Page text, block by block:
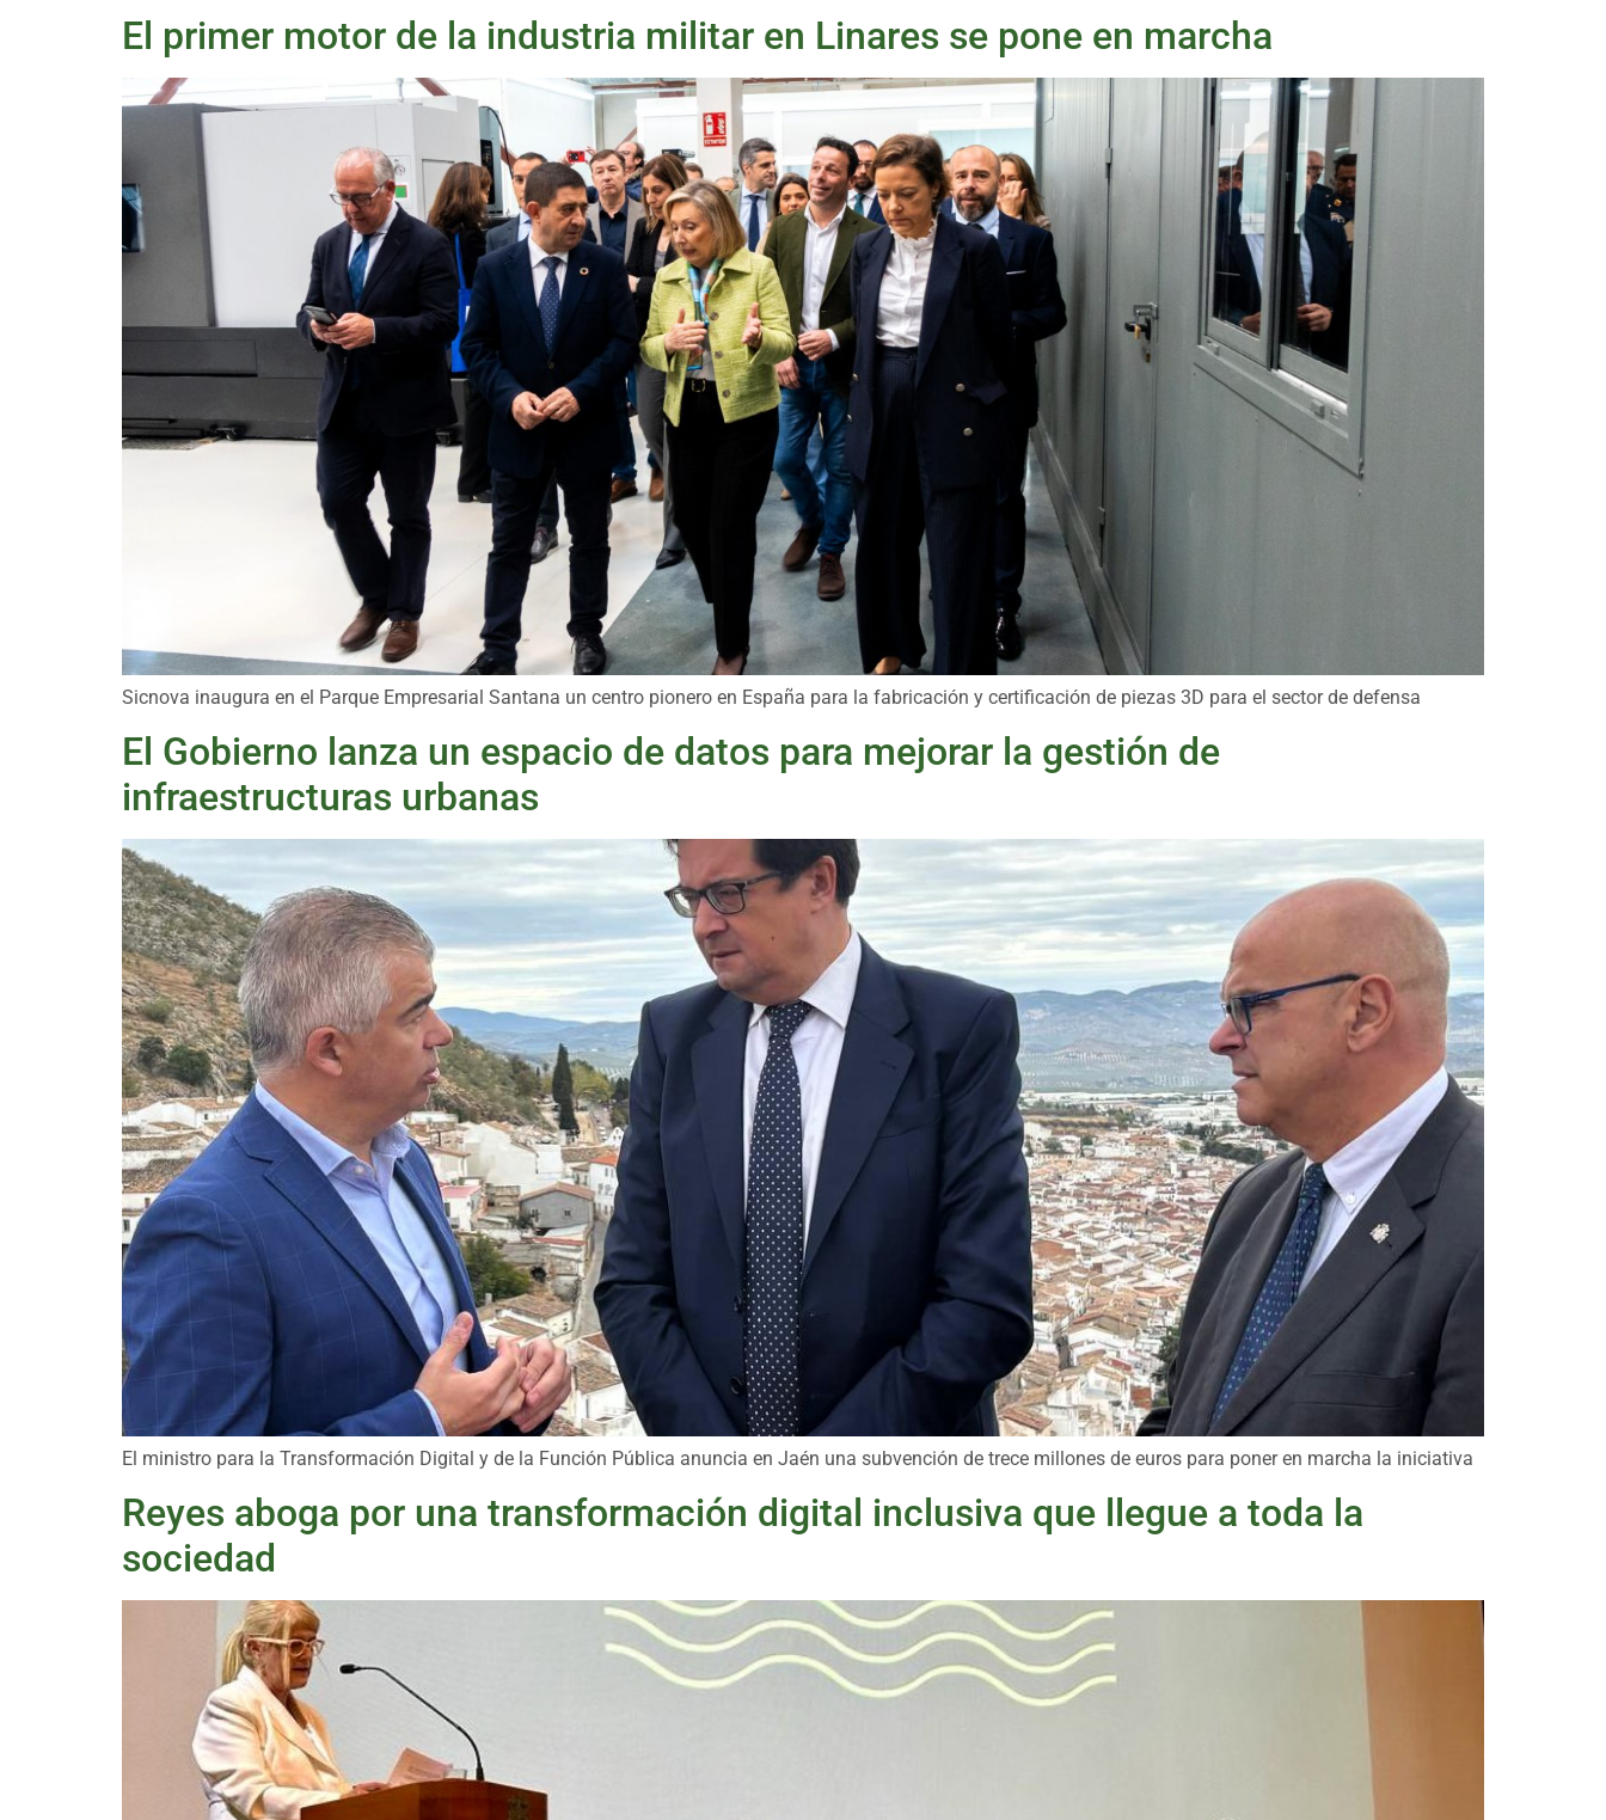
El primer motor de la industria militar en Linares se pone en marcha
Sicnova inaugura en el Parque Empresarial Santana un centro pionero en España para la fabricación y certificación de piezas 3D para el sector de defensa
El Gobierno lanza un espacio de datos para mejorar la gestión de
infraestructuras urbanas
El ministro para la Transformación Digital y de la Función Pública anuncia en Jaén una subvención de trece millones de euros para poner en marcha la iniciativa
Reyes aboga por una transformación digital inclusiva que llegue a toda la
sociedad